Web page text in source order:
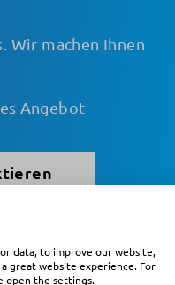
Wir machen Ihnen
Angebot
data, to improve our website,
great website experience. For
open the settings.